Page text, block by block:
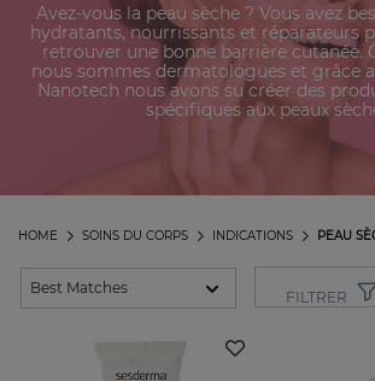
Avez-vous la peau sèche ? Vous avez
hydratants, nourrissants et réparateurs
retrouver une bonne barrière cutanée.
nous sommes dermatologues et grâce
Nanotech nous avons su créer des
spécifiques aux peaux
PEAU
INDICATIONS
SOINS DU CORPS
HOME
FILTRER